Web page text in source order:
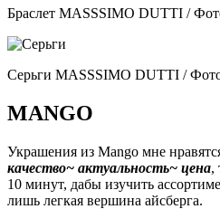
Браслет MASSSIMO DUTTI /
Серьги MASSSIMO DUTTI /
MANGO
Украшения из Mango мне
качество~ актуальность~ цена,
10 минут, дабы изучить
лишь легкая вершина айсберга.